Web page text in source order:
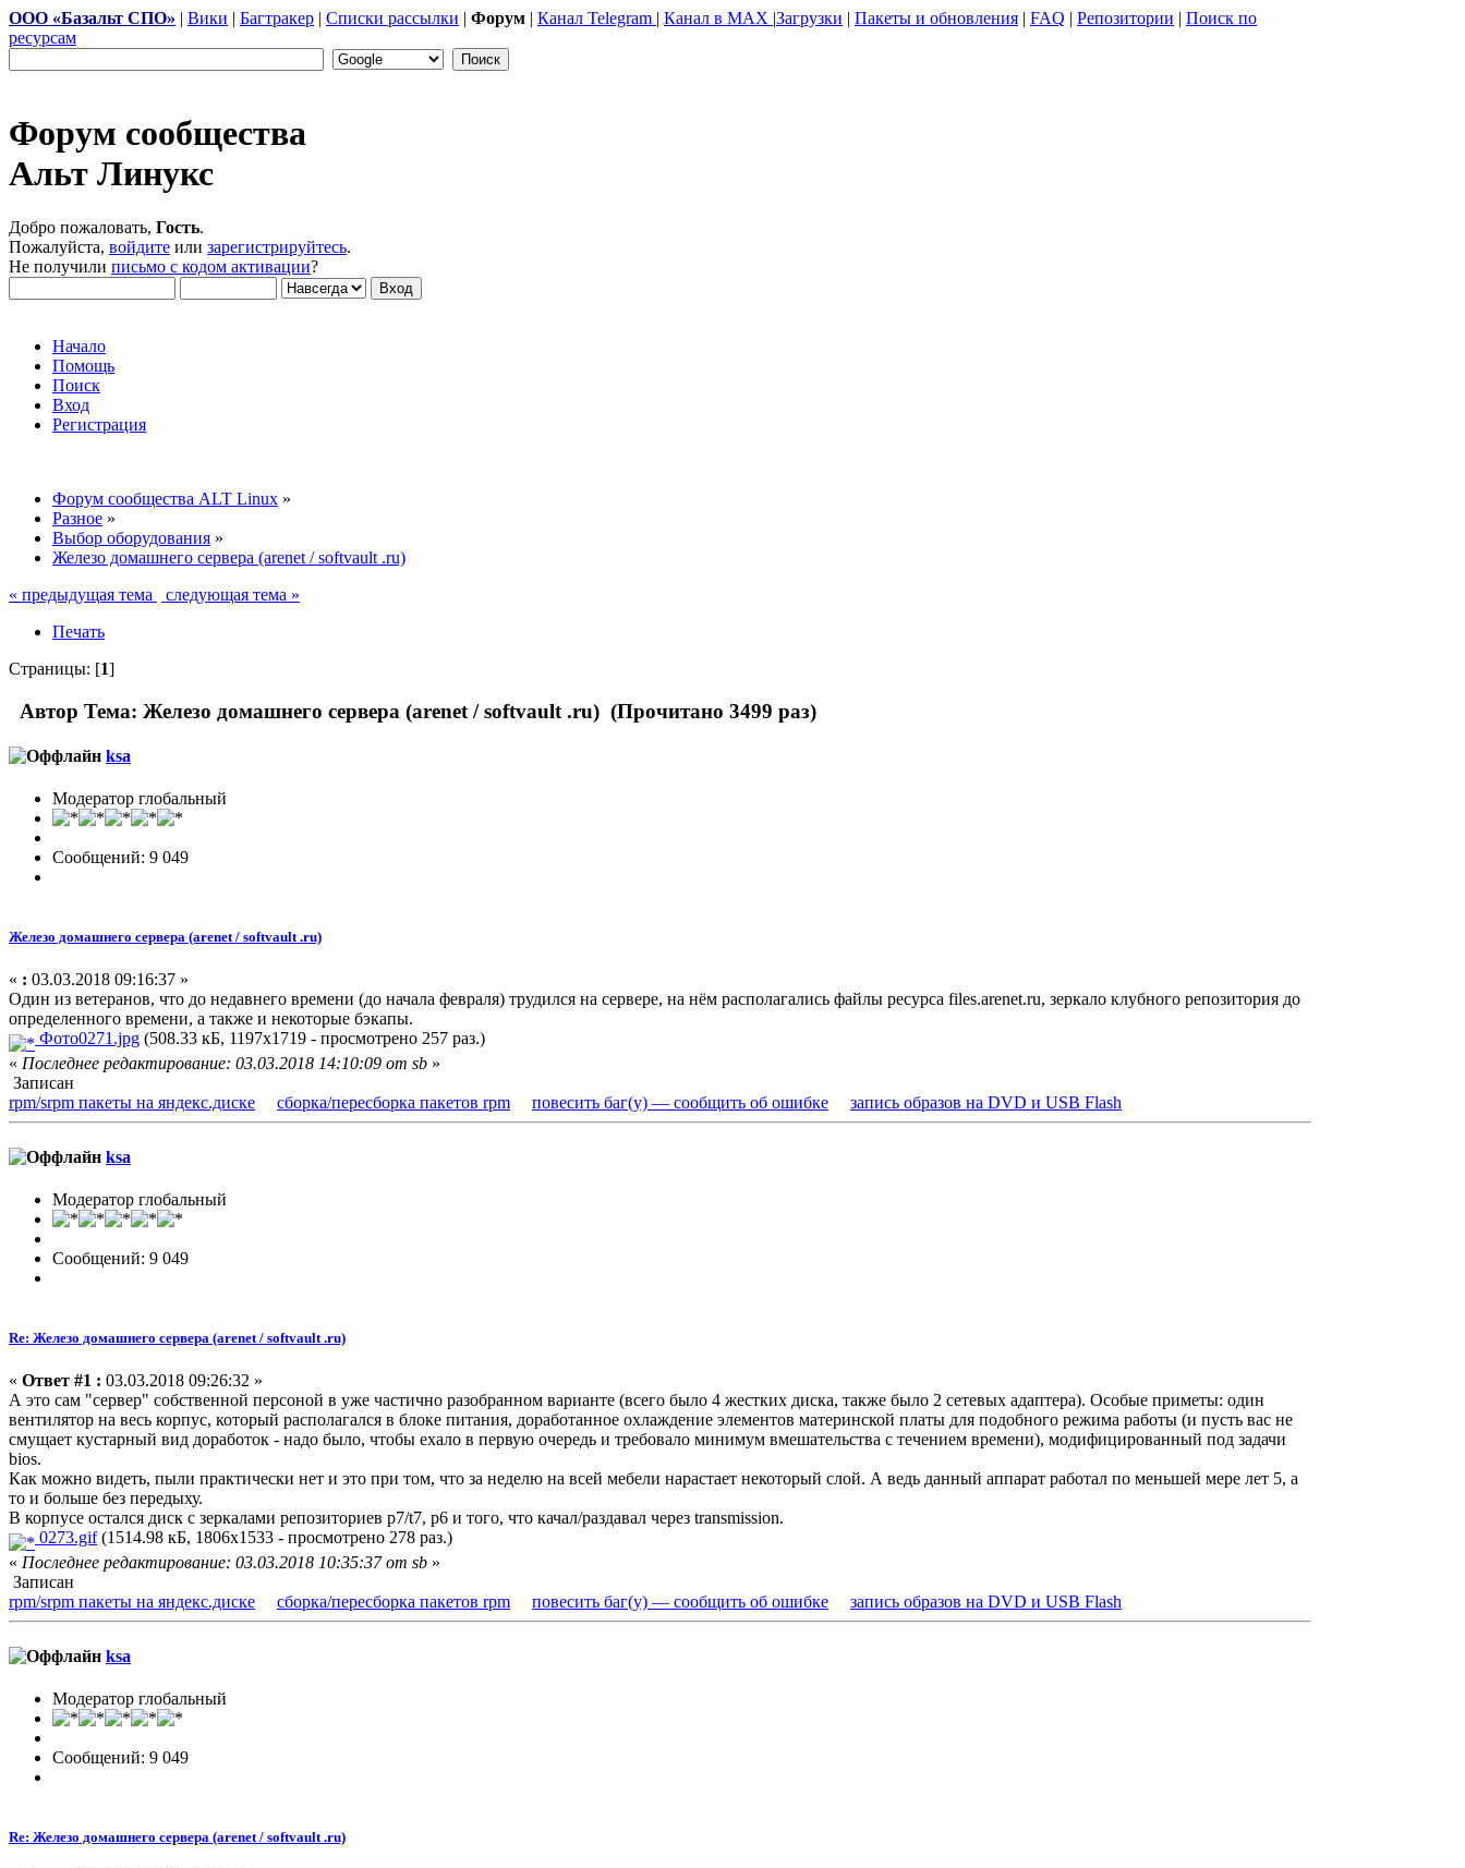
ООО «Базальт СПО» | Вики | Багтракер | Списки рассылки | Форум | Канал Telegram | Канал в MAX |Загрузки | Пакеты и обновления | FAQ | Репозитории | Поиск по
ресурсам
Форум сообщества
Альт Линукс
Добро пожаловать, Гость.
Пожалуйста, войдите или зарегистрируйтесь.
Не получили письмо с кодом активации?
Начало
Помощь
Поиск
Вход
Регистрация
Форум сообщества ALT Linux »
Разное »
Выбор оборудования »
Железо домашнего сервера (arenet / softvault .ru)
« предыдущая тема
следующая тема »
Печать
Страницы: [1]
Автор Тема: Железо домашнего сервера (arenet / softvault .ru) (Прочитано 3499 раз)
ksa
Модератор глобальный
Сообщений: 9 049
Железо домашнего сервера (arenet / softvault .ru)
« : 03.03.2018 09:16:37 »
Один из ветеранов, что до недавнего времени (до начала февраля) трудился на сервере, на нём располагались файлы ресурса files.arenet.ru, зеркало клубного репозитория до
определенного времени, а также и некоторые бэкапы.
Фото0271.jpg (508.33 кБ, 1197x1719 - просмотрено 257 раз.)
« Последнее редактирование: 03.03.2018 14:10:09 от sb »
Записан
rpm/srpm пакеты на яндекс.диске
сборка/пересборка пакетов rpm повесить баг(у) — сообщить об ошибке запись образов на DVD и USB Flash
ksa
Модератор глобальный
Сообщений: 9 049
Re: Железо домашнего сервера (arenet / softvault .ru)
« Ответ #1 : 03.03.2018 09:26:32 »
А это сам "сервер" собственной персоной в уже частично разобранном варианте (всего было 4 жестких диска, также было 2 сетевых адаптера). Особые приметы: один
вентилятор на весь корпус, который располагался в блоке питания, доработанное охлаждение элементов материнской платы для подобного режима работы (и пусть вас не
смущает кустарный вид доработок - надо было, чтобы ехало в первую очередь и требовало минимум вмешательства с течением времени), модифицированный под задачи
bios.
Как можно видеть, пыли практически нет и это при том, что за неделю на всей мебели нарастает некоторый слой. А ведь данный аппарат работал по меньшей мере лет 5, а
то и больше без передыху.
В корпусе остался диск с зеркалами репозиториев p7/t7, p6 и того, что качал/раздавал через transmission.
0273.gif(1514.98 кБ, 1806x1533 - просмотрено 278 раз.)
« Последнее редактирование: 03.03.2018 10:35:37 от sb »
Записан
rpm/srpm пакеты на яндекс.диске
сборка/пересборка пакетов rpm повесить баг(у) — сообщить об ошибке запись образов на DVD и USB Flash
ksa
Модератор глобальный
Сообщений: 9 049
Re: Железо домашнего сервера (arenet / softvault .ru)